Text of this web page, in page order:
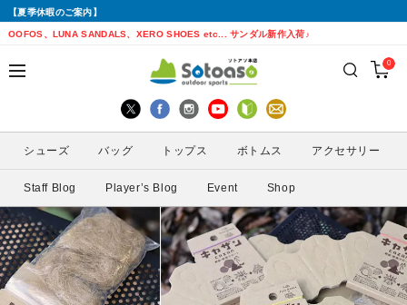
【夏季休暇のご案内】
OOFOS、LUNA SANDALS、XERO SHOES etc... サンダル新作入荷♪
戻る
シューズから探す
トレイルランニングシューズ
ランニングシューズ
サンダル
戻る
トップスから探す
シェル・レインウェア
シャツ
インナー
戻る
ボトムスから探す
ショートパンツ
ロングパンツ
スカート
スパッツ
戻る
バッグから探す
トレランザック
バックパック
ウエストポーチ
その他
戻る
アクセサリーから探す
キャップ・ハット
ソックス
グローブ
アームカバー
戻る
ブランドから探す
ACTIVE YOHKAN(アクティブようかん)
ATHLETUNE(アスリチューン)
BananaGO(バナナゴー)
Enemoti(エネモチ)
戻る
ブランドから探す
Amazfit(アマズフィット)
BAUERFEIND(バウアーファインド)
CIELE(シエル)
CHAORAS(チャオラス)
戻る
性別から探す
レディース
0
シューズ バッグ トップス ボトムス アクセサリー
Staff Blog Player’s Blog Event Shop